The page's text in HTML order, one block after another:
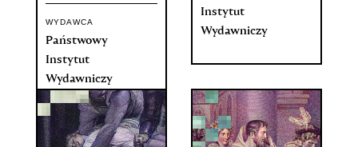
WYDAWCA
Państwowy
Instytut
Wydawniczy
Instytut
Wydawniczy